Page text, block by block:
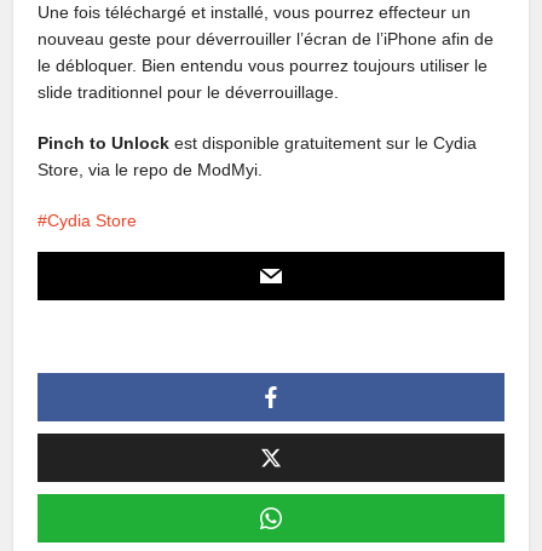
Une fois téléchargé et installé, vous pourrez effecteur un
nouveau geste pour déverrouiller l’écran de l’iPhone afin de
le débloquer. Bien entendu vous pourrez toujours utiliser le
slide traditionnel pour le déverrouillage.
Pinch to Unlock est disponible gratuitement sur le Cydia
Store, via le repo de ModMyi.
Cydia Store